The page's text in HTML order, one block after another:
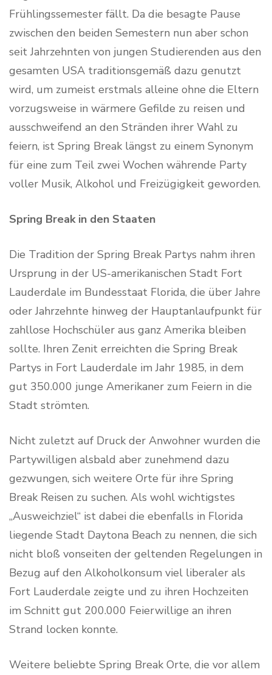
Frühlingssemester fällt. Da die besagte Pause
zwischen den beiden Semestern nun aber schon
seit Jahrzehnten von jungen Studierenden aus den
gesamten USA traditionsgemäß dazu genutzt
wird, um zumeist erstmals alleine ohne die Eltern
vorzugsweise in wärmere Gefilde zu reisen und
ausschweifend an den Stränden ihrer Wahl zu
feiern, ist Spring Break längst zu einem Synonym
für eine zum Teil zwei Wochen währende Party
voller Musik, Alkohol und Freizügigkeit geworden.
Spring Break in den Staaten
Die Tradition der Spring Break Partys nahm ihren
Ursprung in der US-amerikanischen Stadt Fort
Lauderdale im Bundesstaat Florida, die über Jahre
oder Jahrzehnte hinweg der Hauptanlaufpunkt für
zahllose Hochschüler aus ganz Amerika bleiben
sollte. Ihren Zenit erreichten die Spring Break
Partys in Fort Lauderdale im Jahr 1985, in dem
gut 350.000 junge Amerikaner zum Feiern in die
Stadt strömten.
Nicht zuletzt auf Druck der Anwohner wurden die
Partywilligen alsbald aber zunehmend dazu
gezwungen, sich weitere Orte für ihre Spring
Break Reisen zu suchen. Als wohl wichtigstes
„Ausweichziel“ ist dabei die ebenfalls in Florida
liegende Stadt Daytona Beach zu nennen, die sich
nicht bloß vonseiten der geltenden Regelungen in
Bezug auf den Alkoholkonsum viel liberaler als
Fort Lauderdale zeigte und zu ihren Hochzeiten
im Schnitt gut 200.000 Feierwillige an ihren
Strand locken konnte.
Weitere beliebte Spring Break Orte, die vor allem